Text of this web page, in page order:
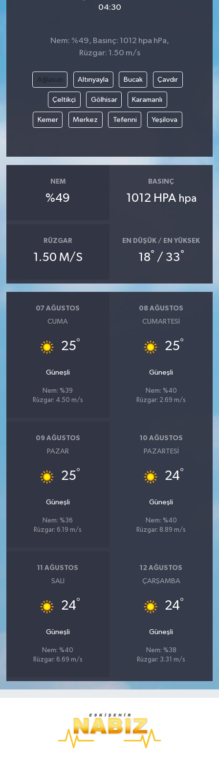
04:30
Nem: %49, Basınç: 1012 hpa hPa,
Rüzgar: 1.50 m/s
Ağlasun Altınyayla Bucak Çavdır
Çeltikçi Gölhisar Karamanlı
Kemer Merkez Tefenni Yeşilova
NEM
%49
BASINÇ
1012 HPA hpa
RÜZGAR
1.50 M/S
EN DÜŞÜK / EN YÜKSEK
18° / 33°
07 AĞUSTOS
CUMA
25°
Güneşli
Nem: %39
Rüzgar: 4.50 m/s
08 AĞUSTOS
CUMARTESI
25°
Güneşli
Nem: %40
Rüzgar: 2.69 m/s
09 AĞUSTOS
PAZAR
25°
Güneşli
Nem: %36
Rüzgar: 6.19 m/s
10 AĞUSTOS
PAZARTESI
24°
Güneşli
Nem: %40
Rüzgar: 8.89 m/s
11 AĞUSTOS
SALI
24°
Güneşli
Nem: %40
Rüzgar: 6.69 m/s
12 AĞUSTOS
ÇARŞAMBA
24°
Güneşli
Nem: %38
Rüzgar: 3.31 m/s
Yaşam
Yurttan